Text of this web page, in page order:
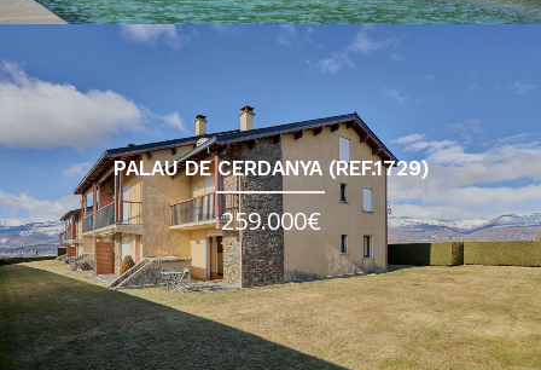
PALAU DE CERDANYA (REF.1729)
259.000€